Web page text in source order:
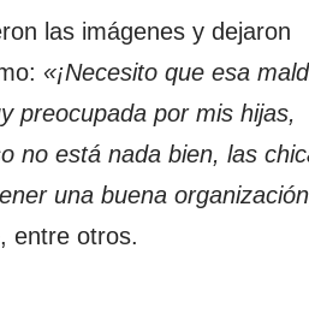
las imágenes y dejaron
«¡Necesito que esa
preocupada por mis hijas,
no está nada bien, las
una buena
, entre otros.